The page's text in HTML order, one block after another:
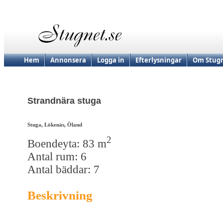
Hem Annonsera Logga in Efterlysningar Om
Strandnära stuga
Stuga, Lökenäs, Öland
Boendeyta: 83 m2
Antal rum: 6
Antal bäddar: 7
Beskrivning